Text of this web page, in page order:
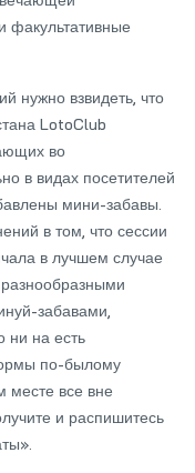
факультативные
нужно взвидеть, что
LotoClub
во
в видах посетителей
мини-забавы.
в том, что сессии
в лучшем случае
забавами,
ни на есть
по-былому
месте все вне
и распишитесь